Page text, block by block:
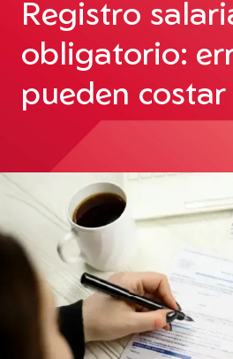
Registro
obligatorio:
pueden costar